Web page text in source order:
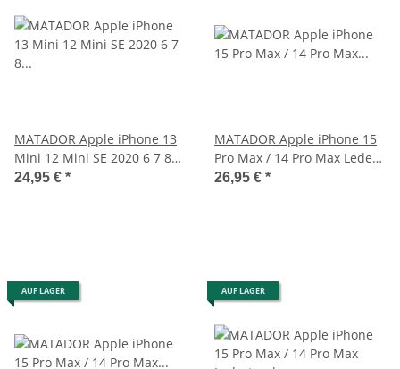
MATADOR Apple iPhone 13
Mini 12 Mini SE 2020 6 7 8
Ledertasche Braun
24,95 € *
MATADOR Apple iPhone 15
Pro Max / 14 Pro Max Leder-
Hülle-Etui Braun
26,95 € *
AUF LAGER AUF LAGER